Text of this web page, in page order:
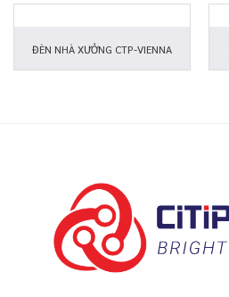
ĐÈN NHÀ XƯỞNG CTP-VIENNA